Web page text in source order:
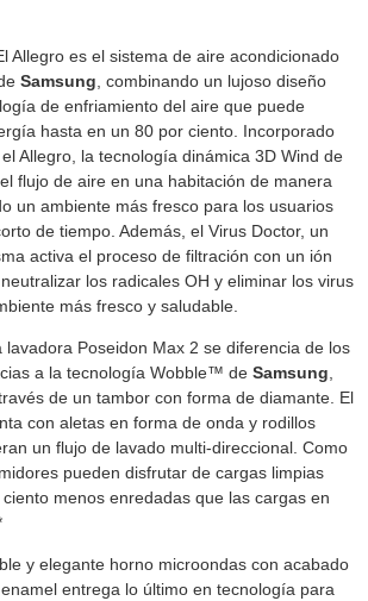
Allegro es el sistema de aire acondicionado
Samsung , combinando un lujoso diseño
de enfriamiento del aire que puede
hasta en un 80 por ciento. Incorporado
Allegro, la tecnología dinámica 3D Wind de
flujo de aire en una habitación de manera
un ambiente más fresco para los usuarios
de tiempo. Además, el Virus Doctor, un
activa el proceso de filtración con un ión
los radicales OH y eliminar los virus
más fresco y saludable.
lavadora Poseidon Max 2 se diferencia de los
a la tecnología Wobble™ de Samsung
de un tambor con forma de diamante. El
con aletas en forma de onda y rodillos
un flujo de lavado multi-direccional. Como
pueden disfrutar de cargas limpias
menos enredadas que las cargas en
y elegante horno microondas con acabado
entrega lo último en tecnología para